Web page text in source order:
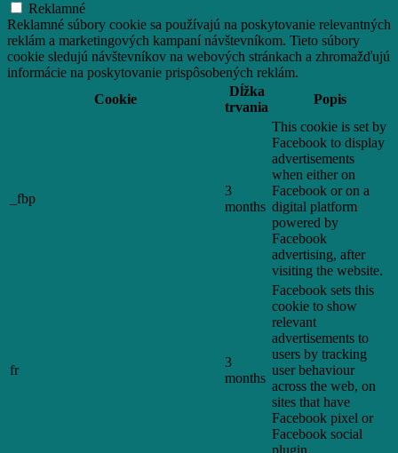
Reklamné
Reklamné súbory cookie sa používajú na poskytovanie relevantných
reklám a marketingových kampaní návštevníkom. Tieto súbory
cookie sledujú návštevníkov na webových stránkach a zhromažďujú
informácie na poskytovanie prispôsobených reklám.
Cookie
Dĺžka
trvania
Popis
_fbp
3
months
This cookie is set by
Facebook to display
advertisements
when either on
Facebook or on a
digital platform
powered by
Facebook
advertising, after
visiting the website.
fr
3
months
Facebook sets this
cookie to show
relevant
advertisements to
users by tracking
user behaviour
across the web, on
sites that have
Facebook pixel or
Facebook social